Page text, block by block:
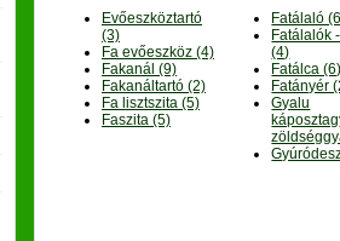
Evőeszköztartó
(3)
Fa evőeszköz (4)
Fakanál (9)
Fakanáltartó (2)
Fa lisztszita (5)
Faszita (5)
Fatálaló
Fatálalók
(4)
Fatálca
Fatányér
Gyalu